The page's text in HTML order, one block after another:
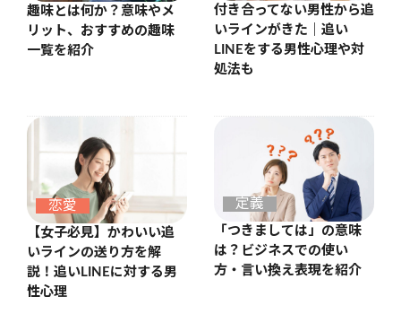
趣味とは何か？意味やメ
リット、おすすめの趣味
一覧を紹介
付き合ってない男性から追
いラインがきた｜追い
LINEをする男性心理や対
処法も
恋愛
【女子必見】かわいい追
いラインの送り方を解
説！追いLINEに対する男
性心理
定義
「つきましては」の意味
は？ビジネスでの使い
方・言い換え表現を紹介